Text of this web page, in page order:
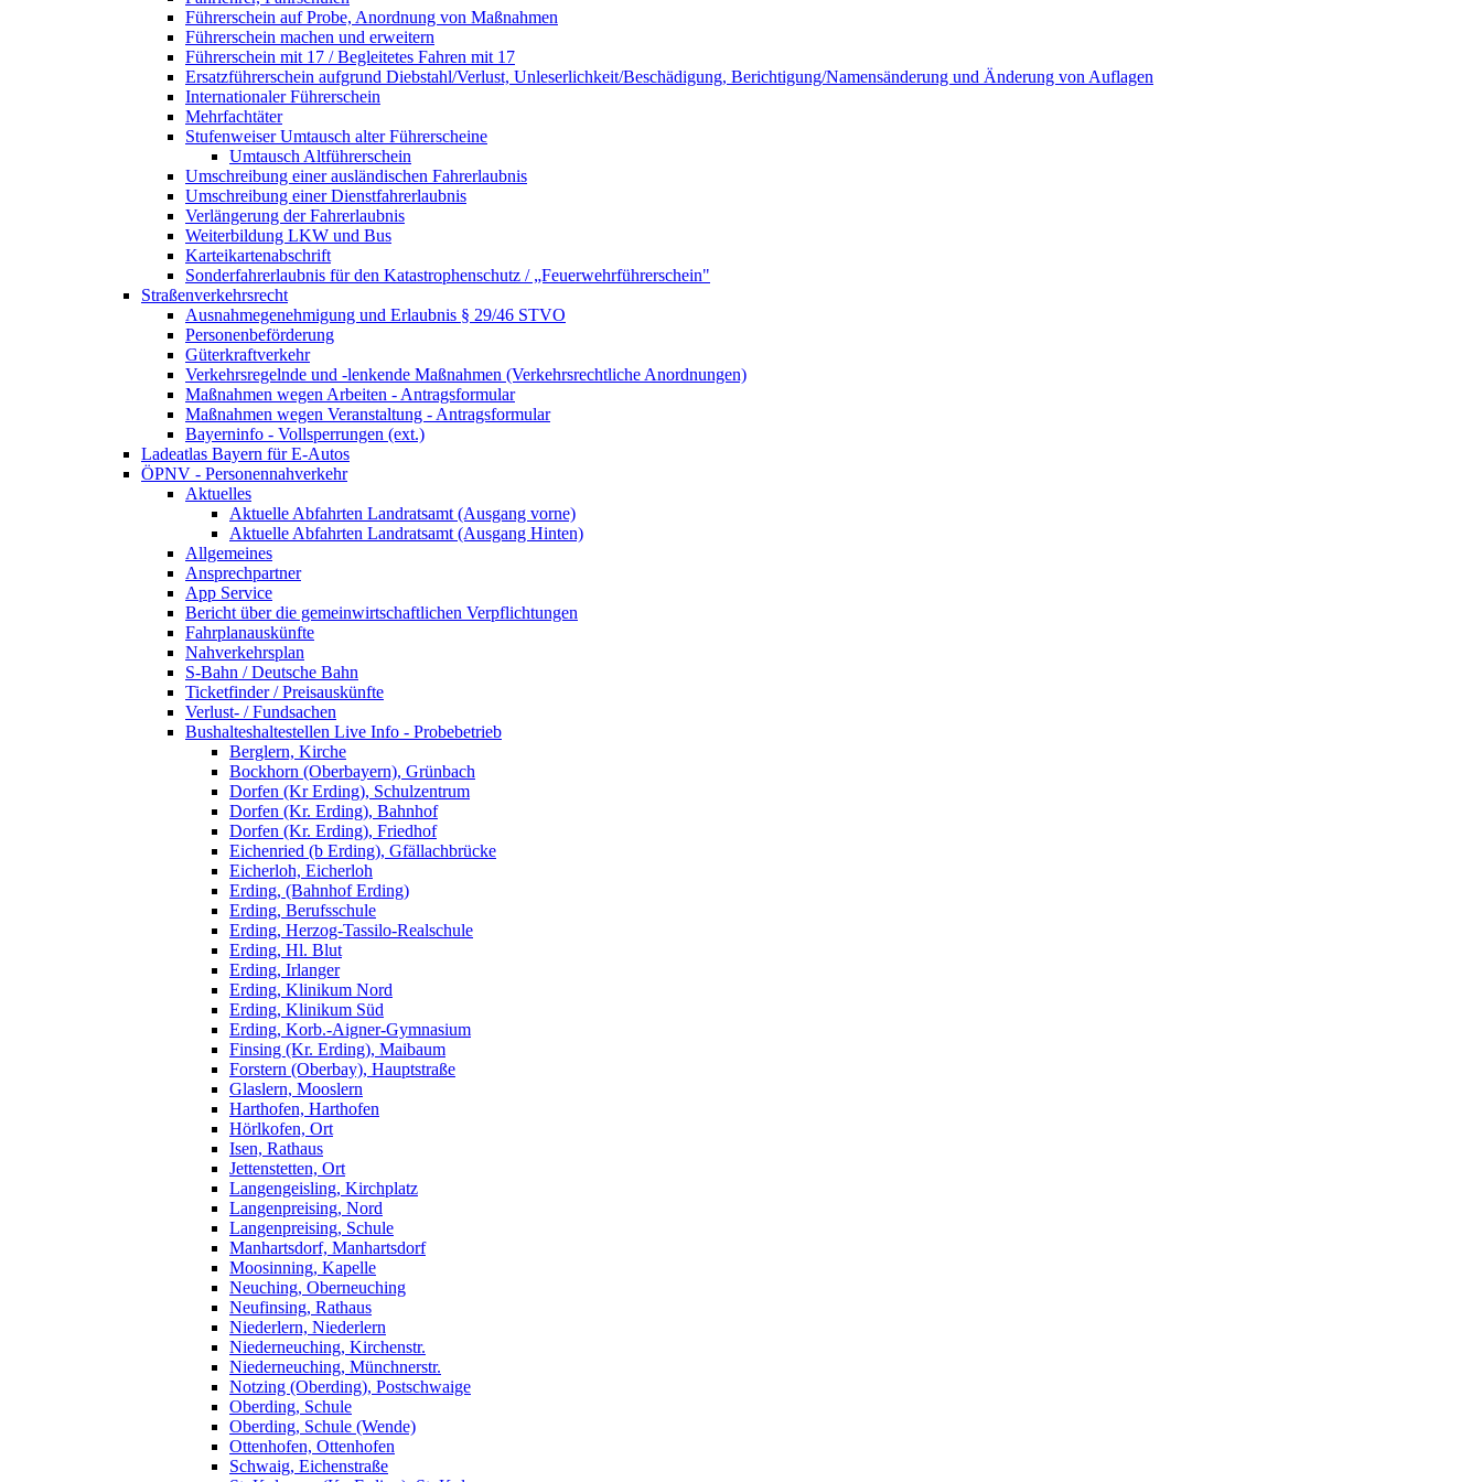
Führerschein auf Probe, Anordnung von Maßnahmen
Führerschein machen und erweitern
Führerschein mit 17 / Begleitetes Fahren mit 17
Ersatzführerschein aufgrund Diebstahl/Verlust, Unleserlichkeit/Beschädigung, Berichtigung/Namensänderung und Änderung von Auflagen
Internationaler Führerschein
Mehrfachtäter
Stufenweiser Umtausch alter Führerscheine
Umtausch Altführerschein
Umschreibung einer ausländischen Fahrerlaubnis
Umschreibung einer Dienstfahrerlaubnis
Verlängerung der Fahrerlaubnis
Weiterbildung LKW und Bus
Karteikartenabschrift
Sonderfahrerlaubnis für den Katastrophenschutz / „Feuerwehrführerschein"
Straßenverkehrsrecht
Ausnahmegenehmigung und Erlaubnis § 29/46 STVO
Personenbeförderung
Güterkraftverkehr
Verkehrsregelnde und -lenkende Maßnahmen (Verkehrsrechtliche Anordnungen)
Maßnahmen wegen Arbeiten - Antragsformular
Maßnahmen wegen Veranstaltung - Antragsformular
Bayerninfo - Vollsperrungen (ext.)
Ladeatlas Bayern für E-Autos
ÖPNV - Personennahverkehr
Aktuelles
Aktuelle Abfahrten Landratsamt (Ausgang vorne)
Aktuelle Abfahrten Landratsamt (Ausgang Hinten)
Allgemeines
Ansprechpartner
App Service
Bericht über die gemeinwirtschaftlichen Verpflichtungen
Fahrplanauskünfte
Nahverkehrsplan
S-Bahn / Deutsche Bahn
Ticketfinder / Preisauskünfte
Verlust- / Fundsachen
Bushalteshaltestellen Live Info - Probebetrieb
Berglern, Kirche
Bockhorn (Oberbayern), Grünbach
Dorfen (Kr Erding), Schulzentrum
Dorfen (Kr. Erding), Bahnhof
Dorfen (Kr. Erding), Friedhof
Eichenried (b Erding), Gfällachbrücke
Eicherloh, Eicherloh
Erding, (Bahnhof Erding)
Erding, Berufsschule
Erding, Herzog-Tassilo-Realschule
Erding, Hl. Blut
Erding, Irlanger
Erding, Klinikum Nord
Erding, Klinikum Süd
Erding, Korb.-Aigner-Gymnasium
Finsing (Kr. Erding), Maibaum
Forstern (Oberbay), Hauptstraße
Glaslern, Mooslern
Harthofen, Harthofen
Hörlkofen, Ort
Isen, Rathaus
Jettenstetten, Ort
Langengeisling, Kirchplatz
Langenpreising, Nord
Langenpreising, Schule
Manhartsdorf, Manhartsdorf
Moosinning, Kapelle
Neuching, Oberneuching
Neufinsing, Rathaus
Niederlern, Niederlern
Niederneuching, Kirchenstr.
Niederneuching, Münchnerstr.
Notzing (Oberding), Postschwaige
Oberding, Schule
Oberding, Schule (Wende)
Ottenhofen, Ottenhofen
Schwaig, Eichenstraße